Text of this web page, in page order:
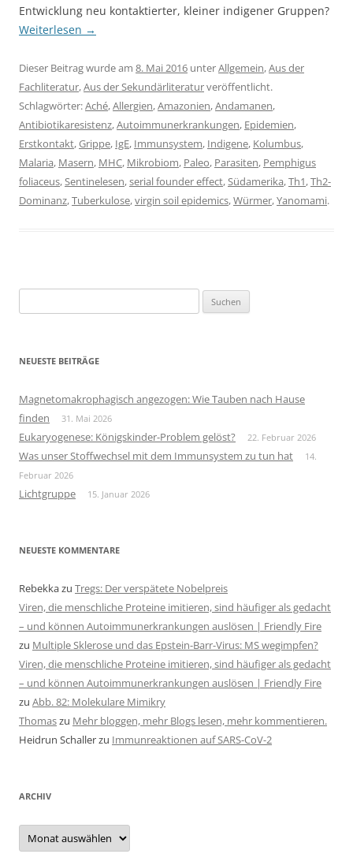
Entwicklung neu kontaktierter, kleiner indigener Gruppen?
Weiterlesen →
Dieser Beitrag wurde am 8. Mai 2016 unterAllgemein,Aus der
Fachliteratur,Aus der Sekundärliteraturveröffentlicht.
Schlagwörter:Aché,Allergien,Amazonien,Andamanen,
Antibiotikaresistenz,Autoimmunerkrankungen, Epidemien,
Erstkontakt,Grippe, IgE, Immunsystem, Indigene, Kolumbus,
Malaria, Masern, MHC, Mikrobiom, Paleo, Parasiten, Pemphigus
foliaceus,Sentinelesen,serial founder effect,Südamerika,Th1,Th2-
Dominanz,Tuberkulose,virgin soil epidemics,Würmer,Yanomami.
nach:
NEUESTE BEITRÄGE
Magnetomakrophagisch angezogen: Wie Tauben nach Hause
finden
31. Mai 2026
Eukaryogenese: Königskinder-Problem gelöst? 22. Februar 2026
Was unser Stoffwechsel mit dem Immunsystem zu tun hat
14.
Februar 2026
Lichtgruppe 15. Januar 2026
NEUESTE KOMMENTARE
Rebekkazu Tregs: Der verspätete Nobelpreis
Viren, die menschliche Proteine imitieren, sind häufiger als gedacht
– und können Autoimmunerkrankungen auslösen | Friendly Fire
zu Multiple Sklerose und das Epstein-Barr-Virus: MS wegimpfen?
Viren, die menschliche Proteine imitieren, sind häufiger als gedacht
– und können Autoimmunerkrankungen auslösen | Friendly Fire
zu Abb. 82: Molekulare Mimikry
Thomaszu Mehr bloggen, mehr Blogs lesen, mehr kommentieren.
Heidrun Schallerzu Immunreaktionen auf SARS-CoV-2
ARCHIV
Archiv